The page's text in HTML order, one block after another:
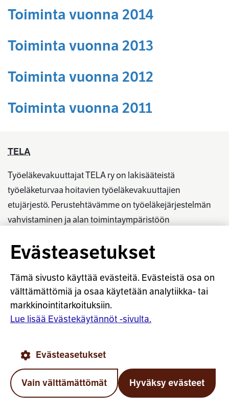
Toiminta vuonna 2014
Toiminta vuonna 2013
Toiminta vuonna 2012
Toiminta vuonna 2011
TELA
Työeläkevakuuttajat TELA ry on lakisääteistä
työeläketurvaa hoitavien työeläkevakuuttajien
etujärjestö. Perustehtävämme on työeläkejärjestelmän
vahvistaminen ja alan toimintaympäristöön
YHTEYSTIEDOT
TIETOA MEISTÄ
AJANKOHTAISTA
ELÄKESANASTO
SEURAA MEITÄ
Työeläkevakuuttajat TELA ry X:ssä
Työeläkevakuuttajat TELA ry Bluesky:ssa
Työeläkevakuuttajat TELA ry
Työeläkevakuuttajat TELA ry
Työeläkevakuuttajat TELA
Evästeasetukset
Tämä sivusto käyttää evästeitä. Evästeistä osa on
välttämättömiä ja osaa käytetään analytiikka- tai
markkinointitarkoituksiin.
Lue lisää Evästekäytännöt -sivulta.
Evästeasetukset
Vain välttämättömät Hyväksy evästeet